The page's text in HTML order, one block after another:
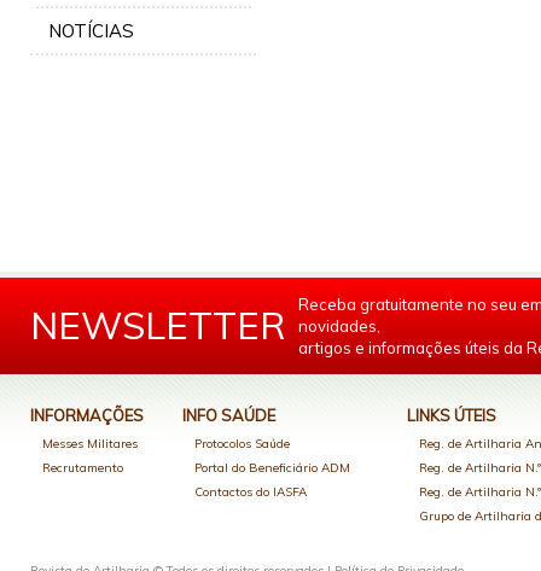
NOTÍCIAS
NEWSLETTER
Receba gratuitamente no seu
novidades,
artigos e informações úteis da
INFORMAÇÕES
Messes Militares
Recrutamento
INFO SAÚDE
Protocolos Saúde
Portal do Beneficiário ADM
Contactos do IASFA
LINKS ÚTEIS
Reg. de Artilharia
Reg. de Artilharia
Reg. de Artilharia
Grupo de Artilharia